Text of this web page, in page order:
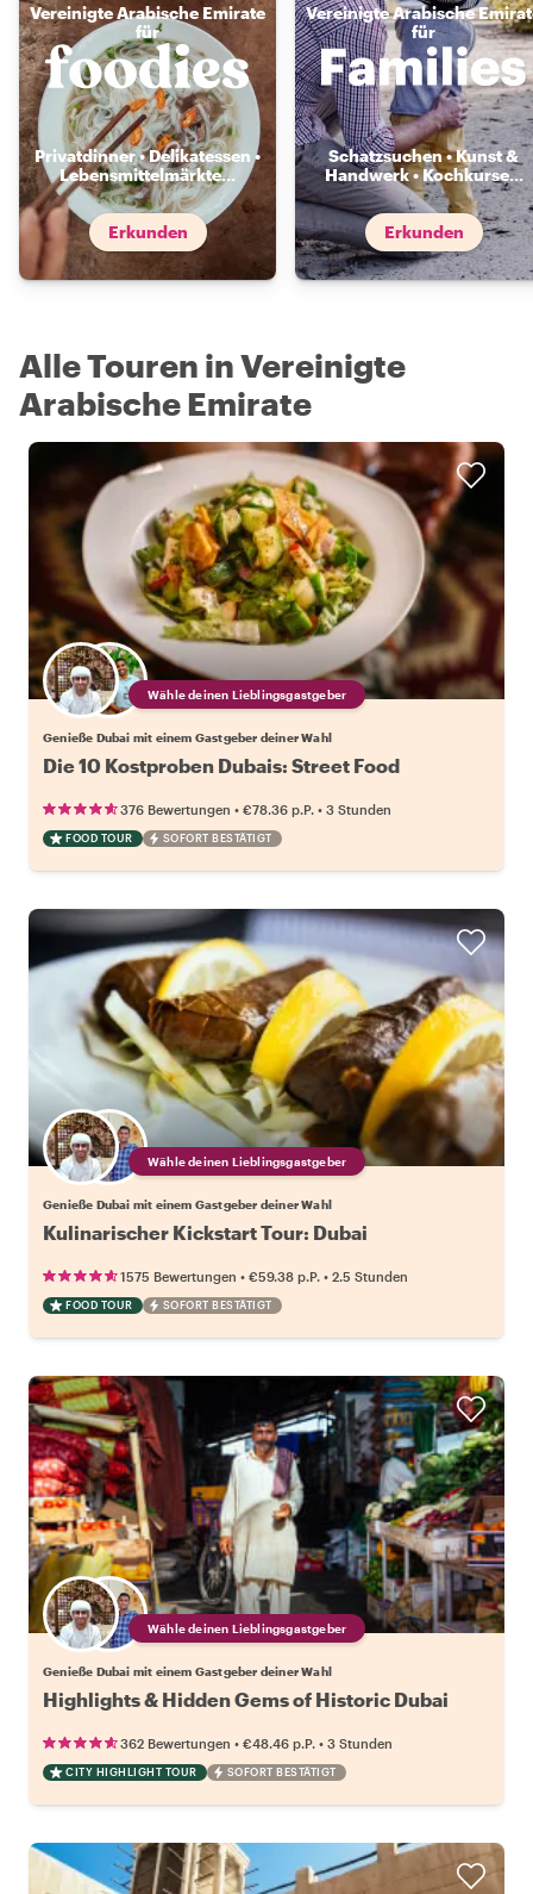
Vereinigte Arabische Emirate
für
Privatdinner • Delikatessen •
Lebensmittelmärkte...
Erkunden
Vereinigte Arabische
für
Schatzsuchen • Kunst &
Handwerk • Kochkurse...
Erkunden
Alle Touren in Vereinigte
Arabische Emirate
Wähle deinen Lieblingsgastgeber
Genieße Dubai mit einem Gastgeber deiner Wahl
Die 10 Kostproben Dubais: Street Food
376 Bewertungen • €78.36 p.P. • 3 Stunden
FOOD TOUR SOFORT BESTÄTIGT
Wähle deinen Lieblingsgastgeber
Genieße Dubai mit einem Gastgeber deiner Wahl
Kulinarischer Kickstart Tour: Dubai
1575 Bewertungen • €59.38 p.P. • 2.5 Stunden
FOOD TOUR SOFORT BESTÄTIGT
Wähle deinen Lieblingsgastgeber
Genieße Dubai mit einem Gastgeber deiner Wahl
Highlights & Hidden Gems of Historic Dubai
362 Bewertungen • €48.46 p.P. • 3 Stunden
CITY HIGHLIGHT TOUR SOFORT BESTÄTIGT